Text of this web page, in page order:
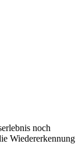
noch
Wiedererkennung